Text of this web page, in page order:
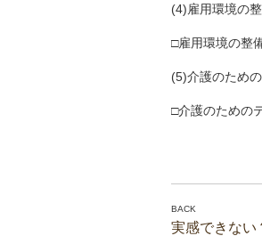
(4)雇用環境の
□雇用環境の整
(5)介護のため
□介護のための
実感できない